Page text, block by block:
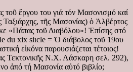
τοῦ ἔργου του γιά τόν Μασονισμό καί
τῆς Μασονίας) ὁ Ἀλβέρτος
«Πάπας τοῦ Διαβόλου»! Ἐπίσης στό
du xix siιcle = Ὁ διάβολος τοῦ 19ου
εἰκόνα παρουσιάζεται τέτοιος!
Τεκτονικῆς Ν.Χ. Λάσκαρη σελ. 292),
ἀπό τή Μασονία αὐτό βιβλίο;